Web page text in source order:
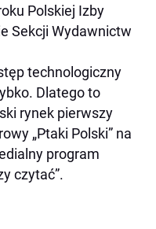
Polskiej Izby
Sekcji Wydawnictw
technologiczny
Dlatego to
rynek pierwszy
„Ptaki Polski” na
program
czytać”.